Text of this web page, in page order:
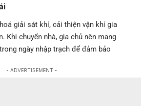
giải sát khí, cải thiện vận khí gia
Khi chuyển nhà, gia chủ nên mang
ngày nhập trạch để đảm bảo
- ADVERTISEMENT -